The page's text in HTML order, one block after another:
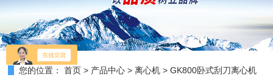
您的位置： 首页 > 产品中心 >离心机 >GK800卧式刮刀离心机